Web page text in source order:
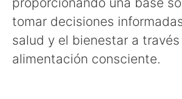
tomar decisiones
salud y el bienestar a través
alimentación consciente.